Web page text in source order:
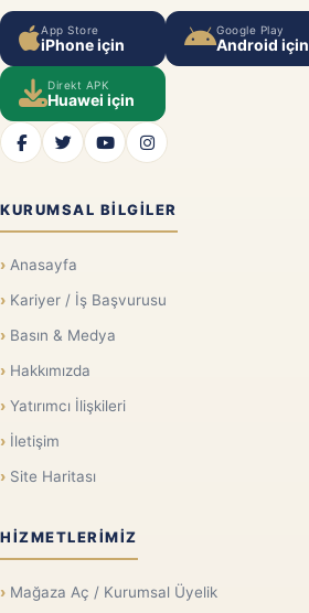
App Store
iPhone için
Google Play
Android için
Direkt APK
Huawei için
KURUMSAL BILGILER
Anasayfa
Kariyer / İş Başvurusu
Basın & Medya
Hakkımızda
Yatırımcı İlişkileri
İletişim
Site Haritası
HIZMETLERIMIZ
Mağaza Aç / Kurumsal Üyelik